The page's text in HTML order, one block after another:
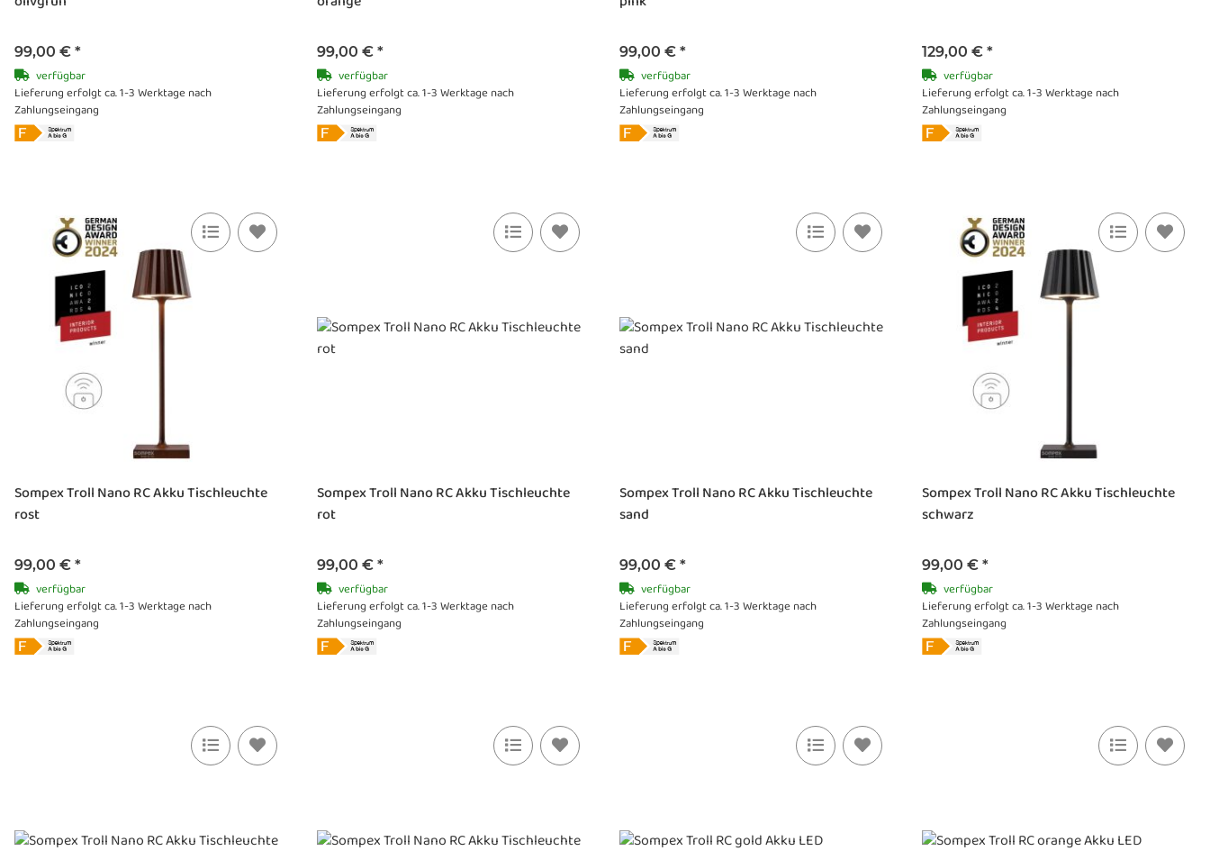
99,00 € *
verfügbar
Lieferung erfolgt ca. 1-3 Werktage nach
Zahlungseingang
99,00 € *
verfügbar
Lieferung erfolgt ca. 1-3 Werktage nach
Zahlungseingang
99,00 € *
verfügbar
Lieferung erfolgt ca. 1-3 Werktage nach
Zahlungseingang
129,00 € *
verfügbar
Lieferung erfolgt ca. 1-3 Werktage nach
Zahlungseingang
Sompex Troll Nano RC Akku Tischleuchte
rost
99,00 € *
verfügbar
Lieferung erfolgt ca. 1-3 Werktage nach
Zahlungseingang
Sompex Troll Nano RC Akku Tischleuchte
rot
99,00 € *
verfügbar
Lieferung erfolgt ca. 1-3 Werktage nach
Zahlungseingang
Sompex Troll Nano RC Akku Tischleuchte
sand
99,00 € *
verfügbar
Lieferung erfolgt ca. 1-3 Werktage nach
Zahlungseingang
Sompex Troll Nano RC Akku Tischleuchte
schwarz
99,00 € *
verfügbar
Lieferung erfolgt ca. 1-3 Werktage nach
Zahlungseingang